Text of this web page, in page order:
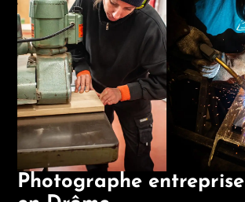
Photographe entreprise